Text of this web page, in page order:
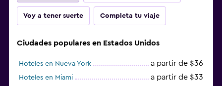
Voy a tener suerte Completa tu viaje
Ciudades populares en Estados Unidos
Hoteles en Nueva York a partir de $36
Hoteles en Miami a partir de $33